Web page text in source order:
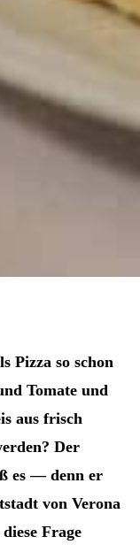
Pizza so schon
Tomate und
aus frisch
Der
es — denn er
von Verona
Frage